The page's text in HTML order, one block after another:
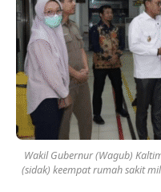
Wakil Gubernur (Wagub)
(sidak) keempat rumah sakit